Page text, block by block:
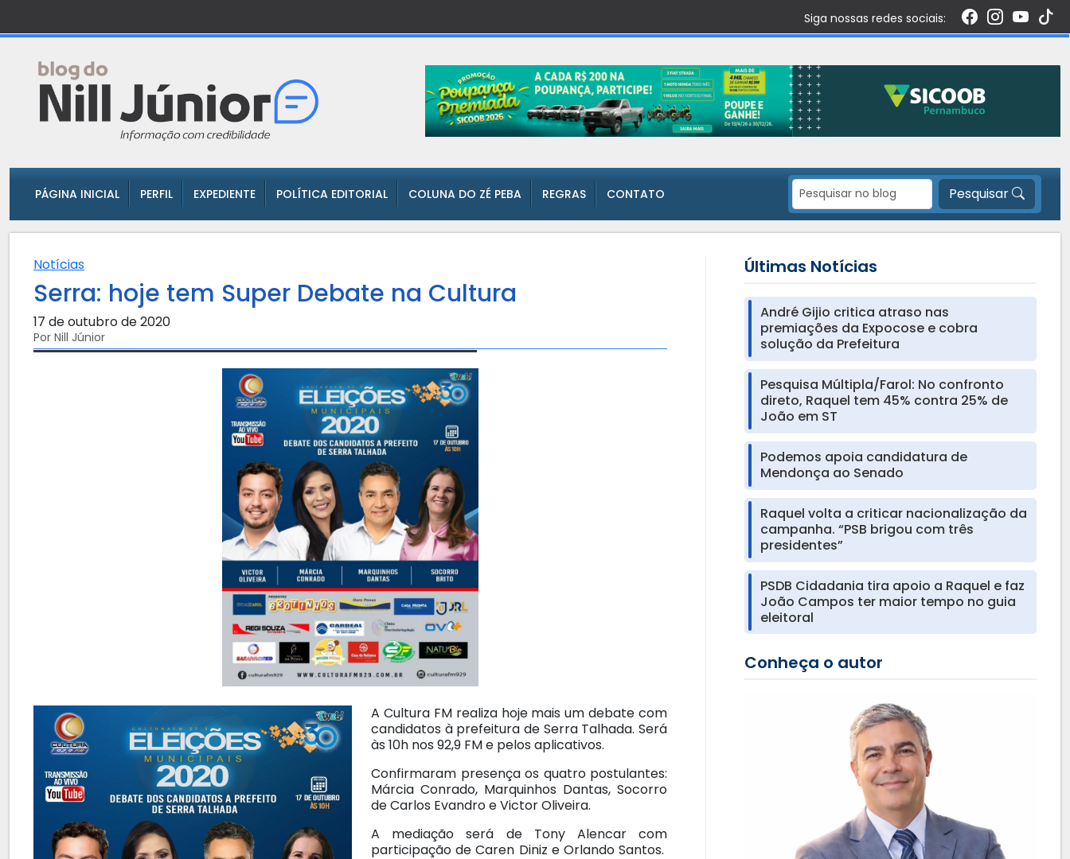
Siga nossas redes sociais:
PÁGINA INICIAL PERFIL EXPEDIENTE POLÍTICA EDITORIAL COLUNA DO ZÉ PEBA REGRAS CONTATO Pesquisar
Notícias
Serra: hoje tem Super Debate na Cultura
17 de outubro de 2020
Por Nill Júnior
A Cultura FM realiza hoje mais um debate com
candidatos à prefeitura de Serra Talhada. Será
às 10h nos 92,9 FM e pelos aplicativos.
Confirmaram presença os quatro postulantes:
Márcia Conrado, Marquinhos Dantas, Socorro
de Carlos Evandro e Victor Oliveira.
A mediação será de Tony Alencar com
participação de Caren Diniz e Orlando Santos.
Últimas Notícias
André Gijio critica atraso nas
premiações da Expocose e cobra
solução da Prefeitura
Pesquisa Múltipla/Farol: No confronto
direto, Raquel tem 45% contra 25% de
João em ST
Podemos apoia candidatura de
Mendonça ao Senado
Raquel volta a criticar nacionalização da
campanha. “PSB brigou com três
presidentes”
PSDB Cidadania tira apoio a Raquel e faz
João Campos ter maior tempo no guia
eleitoral
Conheça o autor